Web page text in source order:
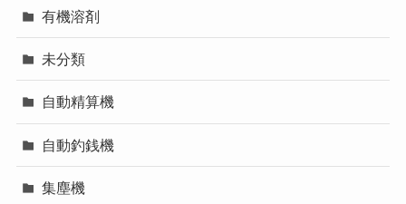
有機溶剤
未分類
自動精算機
自動釣銭機
集塵機